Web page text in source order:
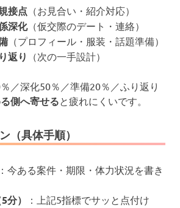
接点 （お見合い・紹介対応）
深化（仮交際のデート・連絡）
（プロフィール・服装・話題準備）
返り （次の一手設計）
／深化50％／準備20％／ふり返り
側へ寄せると疲れにくいです。
（具体手順）
：今ある案件・期限・体力状況を書き
分） ：上記5指標でサッと点付け